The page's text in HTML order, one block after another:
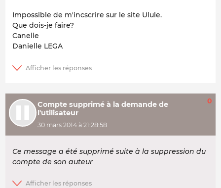
Impossible de m'incscrire sur le site Ulule.
Que dois-je faire?
Canelle
Danielle LEGA
Compte supprimé à la demande de
l'utilisateur
30 mars 2014 à 21:28:58
0
Ce message a été supprimé suite à la suppression du
compte de son auteur